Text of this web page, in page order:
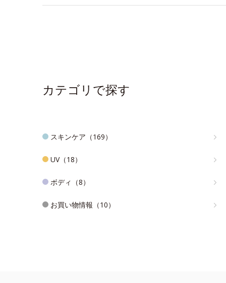
カテゴリで探す
スキンケア（169）
UV（18）
ボディ（8）
お買い物情報（10）